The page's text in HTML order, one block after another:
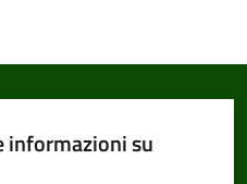
informazioni su